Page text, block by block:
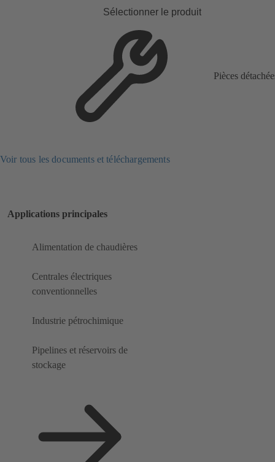
Sélectionner le produit
Pièces
Voir tous les documents et téléchargements
Applications principales
Alimentation de chaudières
Centrales électriques
conventionnelles
Industrie pétrochimique
Pipelines et réservoirs de
stockage